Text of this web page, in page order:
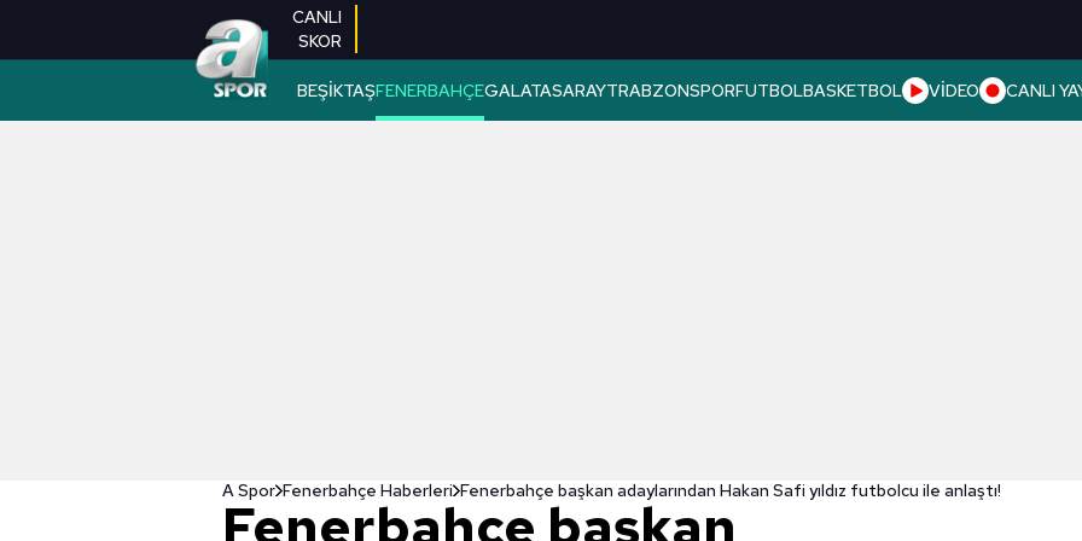
CANLI
SKOR
BEŞİKTAŞFENERBAHÇEGALATASARAYTRABZONSPORFUTBOLBASKETBOL VİDEO CANLI
A Spor Fenerbahçe Haberleri Fenerbahçe başkan adaylarından Hakan Safi yıldız futbolcu ile anlaştı!
Fenerbahçe başkan